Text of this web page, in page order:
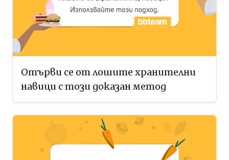
Отърви се от лошите хранителни
навици с този доказан метод